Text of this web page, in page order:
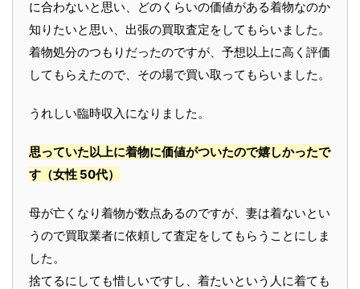
に合わないと思い、どのくらいの価値がある着物なのか
知りたいと思い、出張の買取査定をしてもらいました。
着物処分のつもりだったのですが、予想以上に高く評価
してもらえたので、その場で買い取ってもらいました。
うれしい臨時収入になりました。
思っていた以上に着物に価値がついたので嬉しかったで
す （女性 50代）
母が亡くなり着物が数点あるのですが、妻は着ないとい
うので買取業者に依頼して査定をしてもらうことにしま
した。
捨てるにしても惜しいですし、着たいという人に着ても